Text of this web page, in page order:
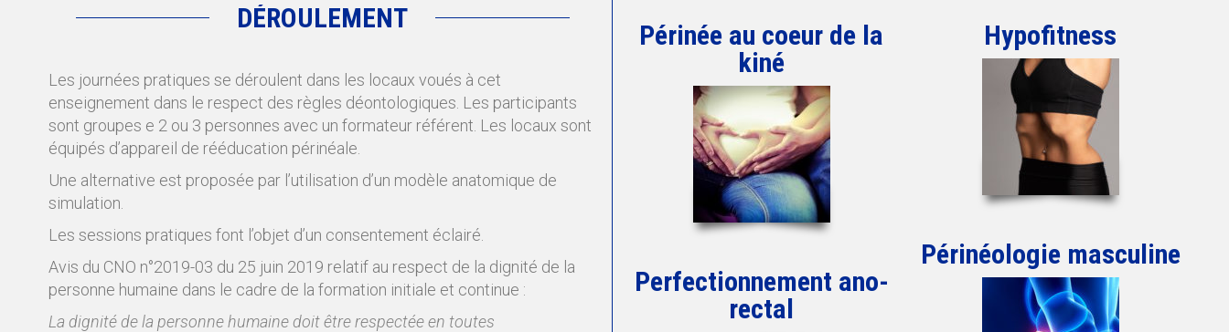
DÉROULEMENT
Les journées pratiques se déroulent dans les locaux voués à cet
enseignement dans le respect des règles déontologiques. Les participants
sont groupes e 2 ou 3 personnes avec un formateur référent. Les locaux sont
équipés d’appareil de rééducation périnéale.
Une alternative est proposée par l’utilisation d’un modèle anatomique de
simulation.
Les sessions pratiques font l’objet d’un consentement éclairé.
Avis du CNO n°2019-03 du 25 juin 2019 relatif au respect de la dignité de la
personne humaine dans le cadre de la formation initiale et continue :
La dignité de la personne humaine doit être respectée en toutes
Périnée au coeur de la
kiné
Perfectionnement ano-
rectal
Hypofitness
Périnéologie masculine